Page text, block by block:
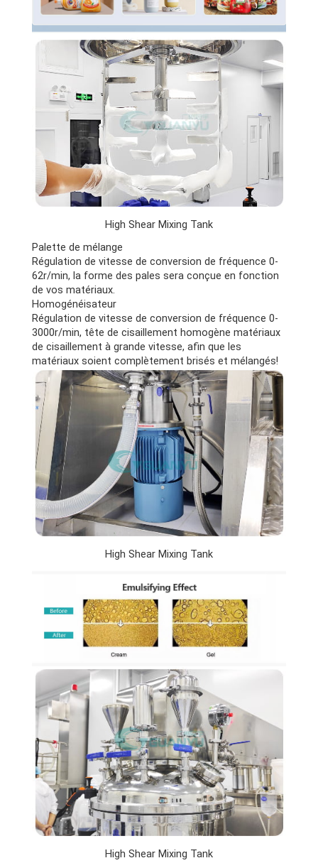
High Shear Mixing Tank
Palette de mélange
Régulation de vitesse de conversion de fréquence 0-
62r/min, la forme des pales sera conçue en fonction
de vos matériaux.
Homogénéisateur
Régulation de vitesse de conversion de fréquence 0-
3000r/min, tête de cisaillement homogène matériaux
de cisaillement à grande vitesse, afin que les
matériaux soient complètement brisés et mélangés!
High Shear Mixing Tank
High Shear Mixing Tank